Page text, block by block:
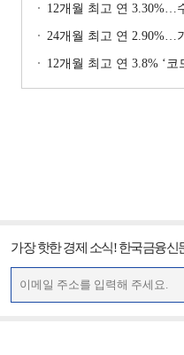
12개월 최고 연 3.30%…수협은행 ‘
24개월 최고 연 2.90%…기업은행 ‘IBK
12개월 최고 연 3.8% ‘코드K자유적금
가장 핫한 경제 소식! 한국금융신